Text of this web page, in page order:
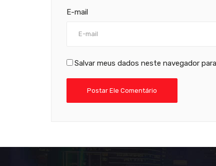
E-mail
Salvar meus dados neste navegador